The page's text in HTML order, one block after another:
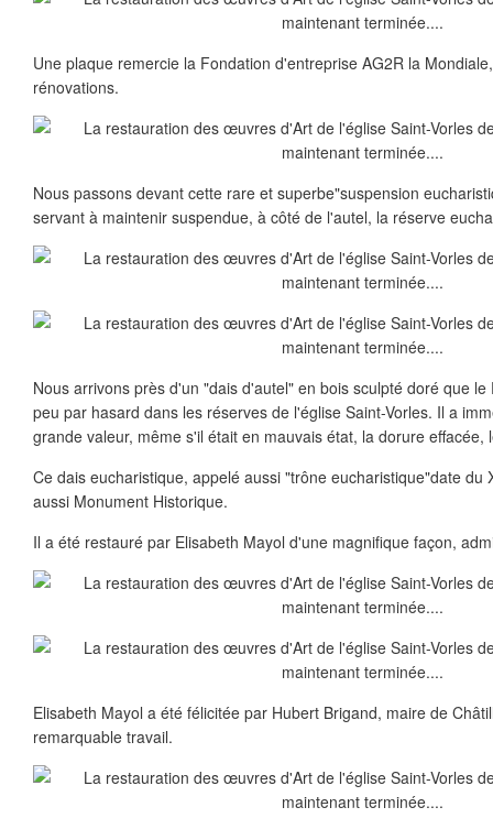
Une plaque remercie la Fondation d'entreprise AG2R la
rénovations.
Nous passons devant cette rare et superbe"suspension
servant à maintenir suspendue, à côté de l'autel, la réserve
Nous arrivons près d'un "dais d'autel" en bois sculpté doré que
peu par hasard dans les réserves de l'église Saint-Vorles. Il a
grande valeur, même s'il était en mauvais état, la dorure effacée,
Ce dais eucharistique, appelé aussi "trône eucharistique"date du
aussi Monument Historique.
Il a été restauré par Elisabeth Mayol d'une magnifique façon,
Elisabeth Mayol a été félicitée par Hubert Brigand, maire de
remarquable travail.